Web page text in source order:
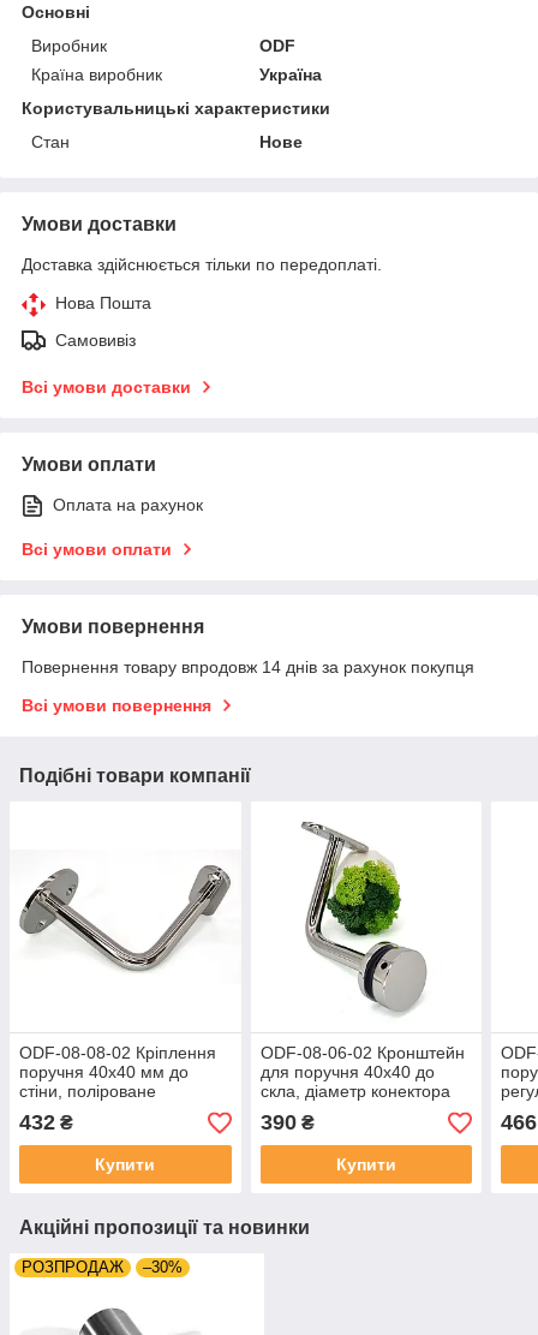
Основні
Виробник
ODF
Країна виробник
Україна
Користувальницькі характеристики
Стан
Нове
Умови доставки
Доставка здійснюється тільки по передоплаті.
Нова Пошта
Самовивіз
Всі умови доставки
Умови оплати
Оплата на рахунок
Всі умови оплати
Умови повернення
Повернення товару впродовж 14 днів за рахунок покупця
Всі умови повернення
Подібні товари компанії
ODF-08-08-02 Кріплення
поручня 40х40 мм до
стіни, поліроване
432 ₴
Купити
ODF-08-06-02 Кронштейн
для поручня 40х40 до
скла, діаметр конектора
40мм, полірований
390₴
Купити
466
Акційні пропозиції та новинки
РОЗПРОДАЖ –30%